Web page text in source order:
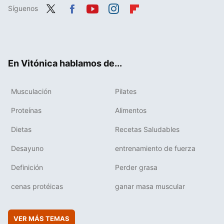
Síguenos
En Vitónica hablamos de...
Musculación Pilates
Proteínas Alimentos
Dietas Recetas Saludables
Desayuno entrenamiento de fuerza
Definición Perder grasa
cenas protéicas ganar masa muscular
VER MÁS TEMAS